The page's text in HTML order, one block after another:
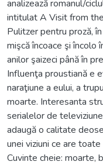
analizează romanul/
intitulat A Visit from
Pulitzer pentru proză,
mişcă încoace şi
anilor şaizeci până în
Influenţa proustiană e
naraţiune a eului, a
moarte. Interesanta
serialelor de
adaugă o calitate
unei viziuni ce are
Cuvinte cheie: moarte,